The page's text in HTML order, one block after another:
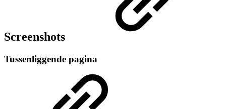
Screenshots
Tussenliggende pagina